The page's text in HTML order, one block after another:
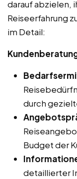
darauf abzielen,
Reiseerfahrung
im Detail:
durch
Budget der
detaillierter